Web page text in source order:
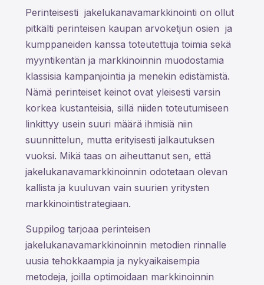
Perinteisesti jakelukanavamarkkinointi on ollut
pitkälti perinteisen kaupan arvoketjun osien ja
kumppaneiden kanssa toteutettuja toimia sekä
myyntikentän ja markkinoinnin muodostamia
klassisia kampanjointia ja menekin edistämistä.
Nämä perinteiset keinot ovat yleisesti varsin
korkea kustanteisia, sillä niiden toteutumiseen
linkittyy usein suuri määrä ihmisiä niin
suunnittelun, mutta erityisesti jalkautuksen
vuoksi. Mikä taas on aiheuttanut sen, että
jakelukanavamarkkinoinnin odotetaan olevan
kallista ja kuuluvan vain suurien yritysten
markkinointistrategiaan.
Suppilog tarjoaa perinteisen
jakelukanavamarkkinoinnin metodien rinnalle
uusia tehokkaampia ja nykyaikaisempia
metodeja, joilla optimoidaan markkinoinnin